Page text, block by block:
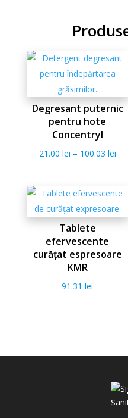
Degresant puternic
pentru hote
Concentryl
21.00 lei – 100.03 lei
Tablete
efervescente
curățat espresoare
KMR
91.31lei